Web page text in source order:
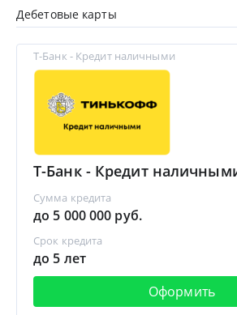
Дебетовые карты
Т-Банк - Кредит наличными
Т-Банк - Кредит
Сумма кредита
до 5 000 000 руб.
Срок кредита
до 5 лет
Оформить